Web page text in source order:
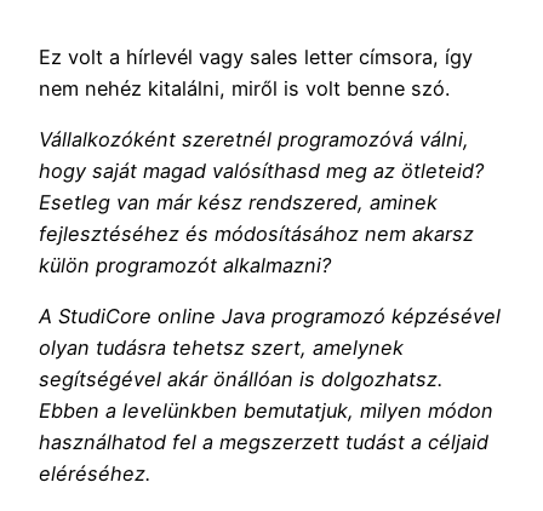
Ez volt a hírlevél vagy sales letter címsora, így
nem nehéz kitalálni, miről is volt benne szó.
Vállalkozóként szeretnél programozóvá válni,
hogy saját magad valósíthasd meg az ötleteid?
Esetleg van már kész rendszered, aminek
fejlesztéséhez és módosításához nem akarsz
külön programozót alkalmazni?
A StudiCore online Java programozó képzésével
olyan tudásra tehetsz szert, amelynek
segítségével akár önállóan is dolgozhatsz.
Ebben a levelünkben bemutatjuk, milyen módon
használhatod fel a megszerzett tudást a céljaid
eléréséhez.